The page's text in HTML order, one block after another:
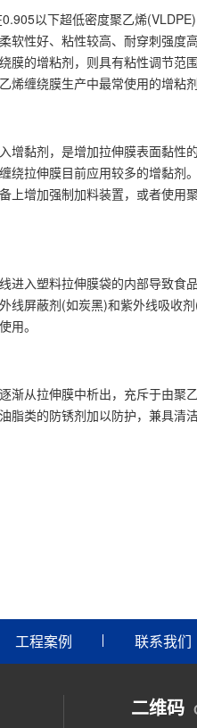
以下超低密度聚乙烯(VLDPE)
软性好、粘性较高、耐穿刺强度
的增粘剂，则具有粘性调节范
缠绕膜生产中最常使用的增粘剂
黏剂，是增加拉伸膜表面黏性
绕拉伸膜目前应用较多的增黏剂
上增加强制加料装置，或者使用
入塑料拉伸膜袋的内部导致食
线屏蔽剂(如炭黑)和紫外线吸收
用。
从拉伸膜中析出，充斥于由聚
类的防锈剂加以防护，兼具清洁
工程案例 联系我们
二维码